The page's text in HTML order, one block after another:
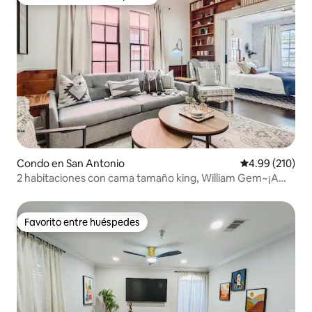
Condo en San Antonio Calificación
4.99 (210)
2 habitaciones con cama tamaño king, William Gem~¡A
Favorito entre huéspedes
Favorito entre huéspedes